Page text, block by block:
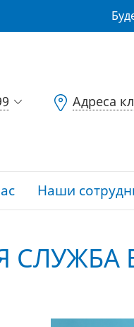
Адреса
Наши
СЛУЖБА